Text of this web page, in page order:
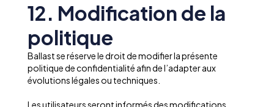
12. Modification de la
politique
Ballast se réserve le droit de modifier la présente
politique de confidentialité afin de l’adapter aux
évolutions légales ou techniques.
Les utilisateurs seront informés des modifications